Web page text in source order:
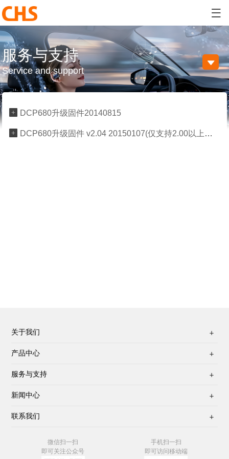

服务与支持
Service and support

 DCP680升级固件20140815
 DCP680升级固件 v2.04 20150107(仅支持2.00以上版本的设备)
关于我们 
产品中心 
服务与支持 
新闻中心 
联系我们 
微信扫一扫
即可关注公众号
手机扫一扫
即可访问移动端